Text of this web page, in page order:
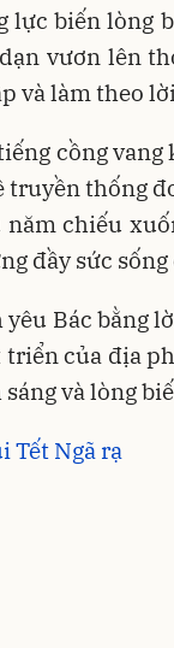
lực biến lòng
vươn lên
và làm theo
cồng
truyền thống
năm chiếu
đầy sức sống
Bác bằng
của địa
và lòng
Tết Ngã rạ